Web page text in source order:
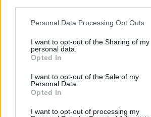
Personal Data Processing Opt Outs
I want to opt-out of the Sharing of my
personal data.
Opted In
I want to opt-out of the Sale of my
Personal Data.
Opted In
I want to opt-out of processing my
ΜΠΟΡΕΙ ΝΑ ΣΑΣ ΕΝΔΙΑΦΕΡΕΙ
Έρχεται το
οι δικαιούχοι